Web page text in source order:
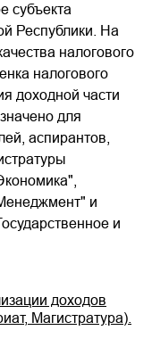
субъекта
Республики. На
налогового
налогового
доходной части
для
аспирантов,
и
и
доходов
Магистратура).